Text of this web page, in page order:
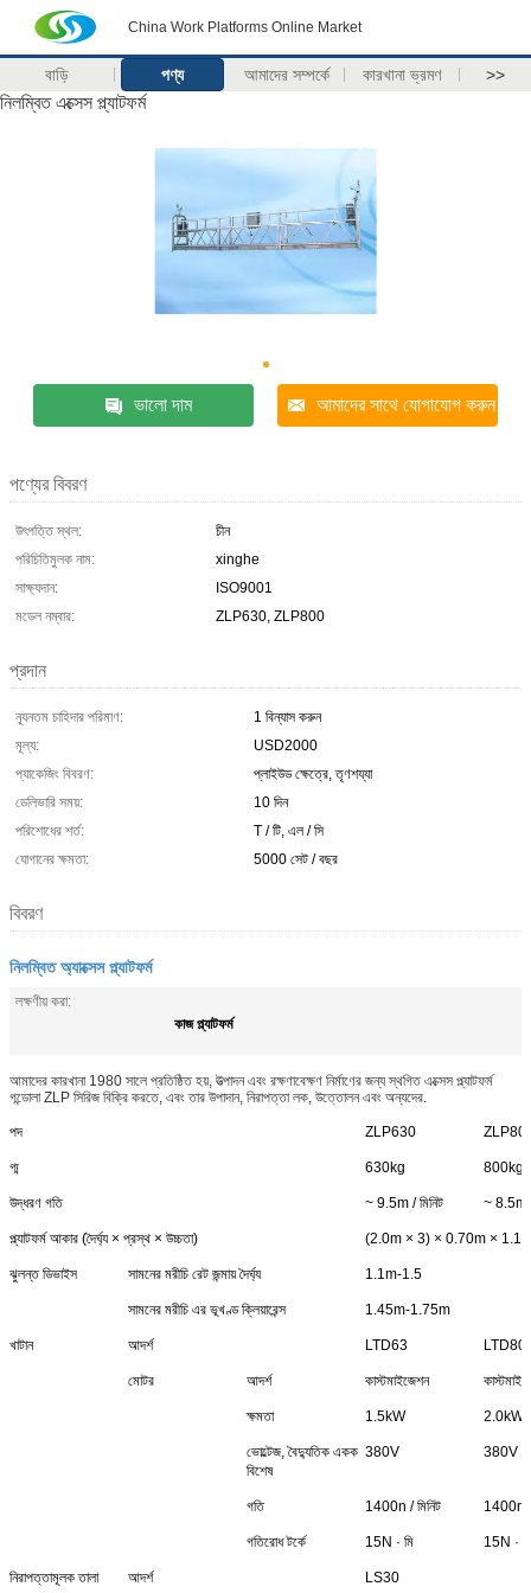
China Work Platforms Online Market
বাড়ি পণ্য আমাদের সম্পর্কে কারখানা ভ্রমণ >>
নিলম্বিত এক্সেস প্ল্যাটফর্ম
ভালো দাম আমাদের সাথে যোগাযোগ করুন
পণ্যের বিবরণ
উৎপত্তি স্থল:
চীন
পরিচিতিমুলক নাম:
xinghe
সাক্ষ্যদান:
ISO9001
মডেল নম্বার:
ZLP630, ZLP800
প্রদান
ন্যূনতম চাহিদার পরিমাণ:
1 বিন্যাস করুন
মূল্য:
USD2000
প্যাকেজিং বিবরণ:
প্লাইউড ক্ষেত্রে, তৃণশয্যা
ডেলিভারি সময়:
10 দিন
পরিশোধের শর্ত:
T / টি, এল / সি
যোগানের ক্ষমতা:
5000 সেট / বছর
বিবরণ
নিলম্বিত অ্যাক্সেস প্ল্যাটফর্ম
লক্ষণীয় করা:
কাজ প্ল্যাটফর্ম
আমাদের কারখানা 1980 সালে প্রতিষ্ঠিত হয়, উত্পাদন এবং রক্ষণাবেক্ষণ নির্মাণের জন্য স্থগিত এক্সেস প্ল্যাটফর্ম
গন্ডোলা ZLP সিরিজ বিক্রি করতে, এবং তার উপাদান, নিরাপত্তা লক, উত্তোলন এবং অন্যদের.
পদ ZLP630
গ্ম 630kg 800kg
উদ্ধরণ গতি ~ 9.5m / মিনিট ~ 8.5m /
প্ল্যাটফর্ম আকার (দৈর্ঘ্য × প্রস্থ × উচ্চতা) (2.0m × 3) × 0.70m ×
ঝুলন্ত ডিভাইস সামনের মরীচি রেট জন্মায় দৈর্ঘ্য 1.1m-1.5
সামনের মরীচি এর ভূখণ্ড ক্লিয়ারেন্স 1.45m-1.75m
খাটান আদর্শ LTD63 LTD80
মোটর আদর্শ কাস্টমাইজেশন
ক্ষমতা 1.5kW 2.0kW
ভোল্টেজ, বৈদ্যুতিক একক
বিশেষ
380V 380V
গতি 1400n / মিনিট 1400n /
গতিরোধ টর্কে 15N · মি 15N · মি
নিরাপত্তামূলক তালা আদর্শ LS30